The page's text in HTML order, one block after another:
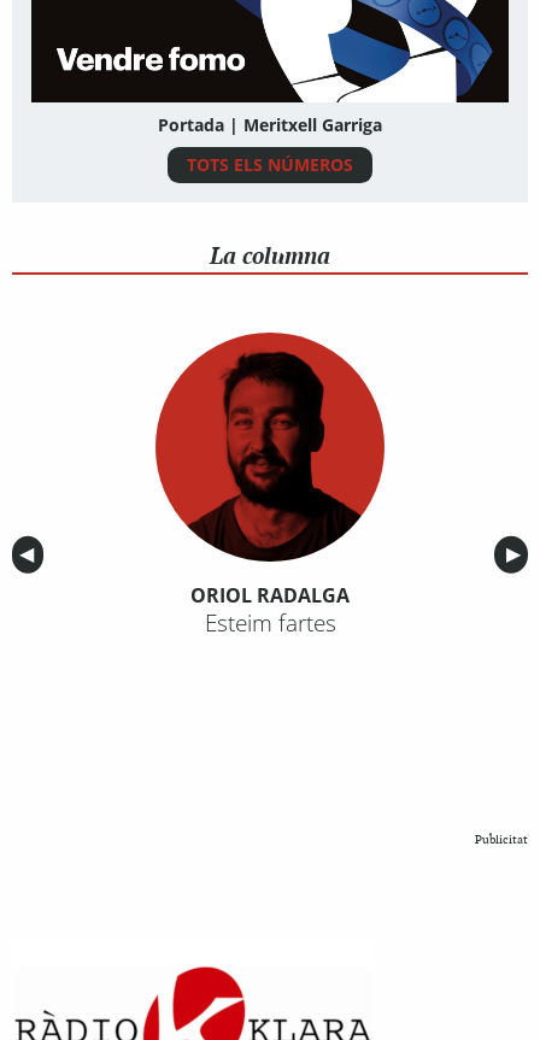
Portada | Meritxell Garriga
TOTS ELS NÚMEROS
La columna
Anterior
◀︎ ▶︎
ORIOL RADALGA
Esteim fartes
Publicitat